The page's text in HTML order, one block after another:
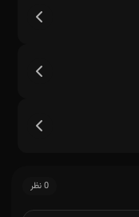
0 نظر